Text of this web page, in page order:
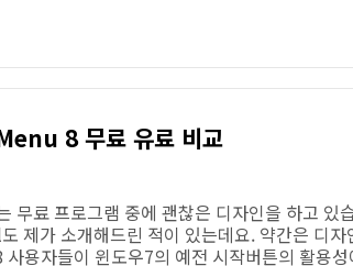
8 무료 유료 비교
료 프로그램 중에 괜찮은 디자인을 하고 있
제가 소개해드린 적이 있는데요. 약간은 디
용자들이 윈도우7의 예전 시작버튼의 활용